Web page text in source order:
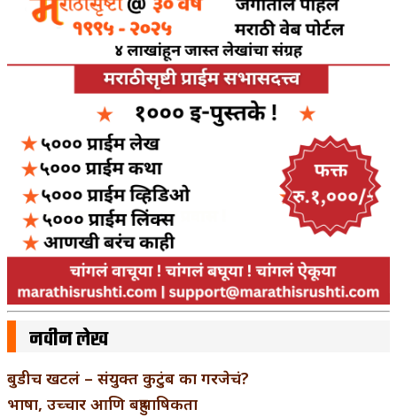
नवीन लेख
बुडीच खटलं – संयुक्त कुटुंब का गरजेचं?
भाषा, उच्चार आणि बहुभाषिकता